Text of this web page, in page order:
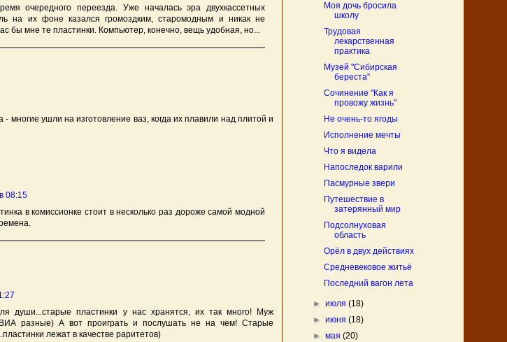
очередного переезда. Уже началась эра двухкассетных
на их фоне казался громоздким, старомодным и никак не
бы мне те пластинки. Компьютер, конечно, вещь удобная, но...
многие ушли на изготовление ваз, когда их плавили над плитой и
08:15
в комиссионке стоит в несколько раз дороже самой модной
души...старые пластинки у нас хранятся, их так много! Муж
ВИА разные) А вот проиграть и послушать не на чем! Старые
лежат в качестве раритетов)
Моя дочь бросила
школу
Трудовая
лекарственная
практика
Музей "Сибирская
береста"
Сочинение "Как я
провожу жизнь"
Не очень-то ягоды
Исполнение мечты
Что я видела
Напоследок варили
Пасмурные звери
Путешествие в
затерянный мир
Подсолнуховая
область
Орёл в двух действиях
Средневековое житьё
Последний вагон лета
►июля(18)
►июня(18)
►мая(20)